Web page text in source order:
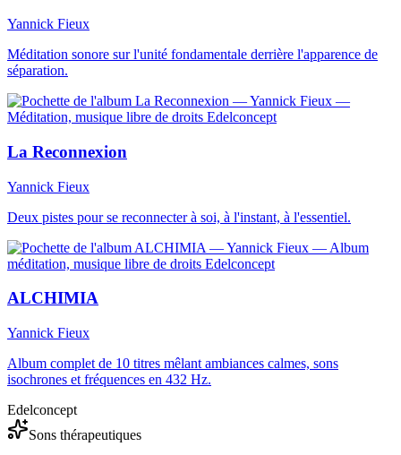
Yannick Fieux
Méditation sonore sur l'unité fondamentale derrière l'apparence de
séparation.
La Reconnexion
Yannick Fieux
Deux pistes pour se reconnecter à soi, à l'instant, à l'essentiel.
ALCHIMIA
Yannick Fieux
Album complet de 10 titres mêlant ambiances calmes, sons
isochrones et fréquences en 432 Hz.
Edelconcept
Sons thérapeutiques